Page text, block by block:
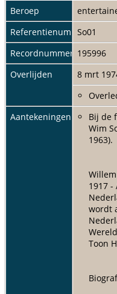
Beroep
Referentienummer
So01
Recordnummer 195996
Overlijden
8 mrt
Aantekeningen
Bij de
Wim
1963).
1917 -
wordt
Toon